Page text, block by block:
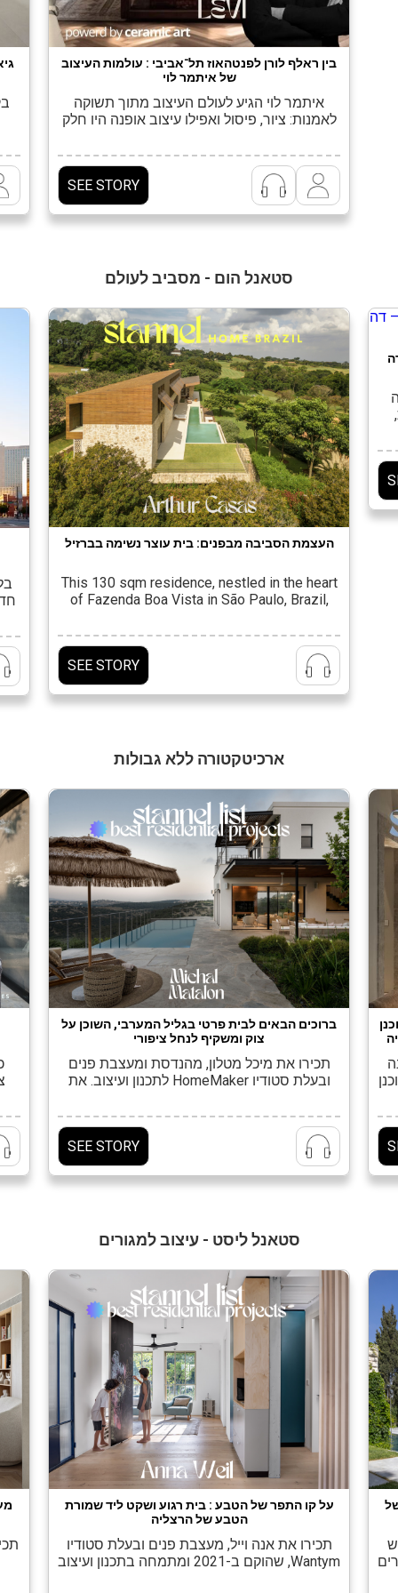
בין ראלף לורן לפנטהאוז תל־אביבי : עולמות העיצוב
של איתמר לוי
איתמר לוי הגיע לעולם העיצוב מתוך תשוקה
לאמנות: ציור, פיסול ואפילו עיצוב אופנה היו חלק
האמיתית שלו מצא כשהוריו בנו בית, והוא נחשף
לתהליך ואף היה שותף פעיל בו. מה שמייחד את
לוי הוא המסע הכפול בלימודיו: תחילה כהנדסאי
אדריכלות באוניברסיטת תל אביב, ובהמשך תואר
בעיצוב פנים […]
SEE STORY
סטאנל הום - מסביב לעולם
העצמת הסביבה מבפנים: בית עוצר נשימה בברזיל
This 130 sqm residence, nestled in the heart
of Fazenda Boa Vista in São Paulo, Brazil,
design studio Arthur Casas. The project aims
to integrate, honor, and elevate the
surrounding environment from within—
crafting a living experience where nature
becomes an intrinsic part of the architectural
SEE STORY
ארכיטקטורה ללא גבולות
ברוכים הבאים לבית פרטי בגליל המערבי, השוכן על
צוק ומשקיף לנחל ציפורי
תכירו את מיכל מטלון, מהנדסת ומעצבת פנים
ובעלת סטודיו HomeMaker לתכנון ועיצוב. את
לאדריכלות המשלבת דיוק, רגש וחיבור לסביבה.
דרך העבודה שלנו מבוססת על הקשבה עמוקה,
עיצוב מוקפד ושילוב הרמוני בין ישן לחדש, טבעי
ואישי" היא מספרת. הסטודיו מתמחה בבתים
פרטיים, מלונות בוטיק, ושימור מבנים היסטוריים,
SEE STORY
סטאנל ליסט - עיצוב למגורים
על קו התפר של הטבע : בית רגוע ושקט ליד שמורת
הטבע של הרצליה
תכירו את אנה וייל, מעצבת פנים ובעלת סטודיו
Wantym, שהוקם ב-2021 ומתמחה בתכנון ועיצוב
של